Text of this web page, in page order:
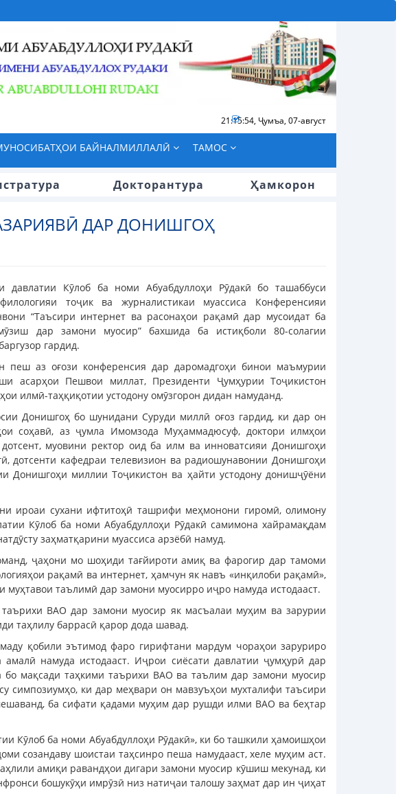
21:15:54, Ҷумъа, 07-август
БАЙНАЛМИЛЛАЛӢ ТАМОС
Докторантура Ҳамкорон
ДАР ДОНИШГОҲ
давлатии Кӯлоб ба номи Абуабдуллоҳи Рӯдакӣ бо ташаббуси
тоҷик ва журналистикаи муассиса Конференсияи
“Таъсири интернет ва расонаҳои рақамӣ дар мусоидат ба
дар замони муосир” бахшида ба истиқболи 80-солагии
гардид.
пеш аз оғози конференсия дар даромадгоҳи бинои маъмурии
асарҳои Пешвои миллат, Президенти Ҷумҳурии Тоҷикистон
илмӣ-таҳқиқотии устодону омӯзгорон дидан намуданд.
Донишгоҳ бо шунидани Суруди миллӣ оғоз гардид, ки дар он
соҳавӣ, аз ҷумла Имомзода Муҳаммадюсуф, доктори илмҳои
муовини ректор оид ба илм ва инноватсияи Донишгоҳи
дотсенти кафедраи телевизион ва радиошунавонии Донишгоҳи
Донишгоҳи миллии Тоҷикистон ва ҳайти устодону донишҷӯёни
ироаи сухани ифтитоҳӣ ташрифи меҳмонони гиромӣ, олимону
Кӯлоб ба номи Абуабдуллоҳи Рӯдакӣ самимона хайрамақдам
заҳматқарини муассиса арзёбӣ намуд.
ҷаҳони мо шоҳиди тағйироти амиқ ва фарогир дар тамоми
рақамӣ ва интернет, ҳамчун як навъ «инқилоби рақамӣ»,
таълимӣ дар замони муосирро иҷро намуда истодааст.
ВАО дар замони муосир як масъалаи муҳим ва зарурии
таҳлилу баррасӣ қарор дода шавад.
қобили эътимод фаро гирифтани мардум чораҳои заруриро
намуда истодааст. Иҷрои сиёсати давлатии ҷумҳурӣ дар
мақсади таҳкими таърихи ВАО ва таълим дар замони муосир
симпозиумҳо, ки дар меҳвари он мавзуъҳои мухталифи таъсири
ба сифати қадами муҳим дар рушди илми ВАО ва беҳтар
Кӯлоб ба номи Абуабдуллоҳи Рӯдакӣ», ки бо ташкили ҳамоишҳои
созандаву шоистаи таҳсинро пеша намудааст, хеле муҳим аст.
амиқи равандҳои дигари замони муосир кӯшиш мекунад, ки
бошукӯҳи имрӯзӣ низ натиҷаи талошу заҳмат дар ин ҷиҳат